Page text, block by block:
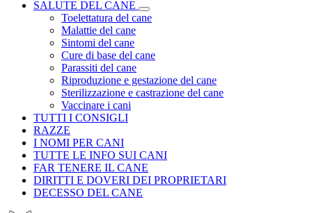
SALUTE DEL CANE
Toelettatura del cane
Malattie del cane
Sintomi del cane
Cure di base del cane
Parassiti del cane
Riproduzione e gestazione del cane
Sterilizzazione e castrazione del cane
Vaccinare i cani
TUTTI I CONSIGLI
RAZZE
I NOMI PER CANI
TUTTE LE INFO SUI CANI
FAR TENERE IL CANE
DIRITTI E DOVERI DEI PROPRIETARI
DECESSO DEL CANE